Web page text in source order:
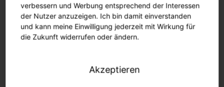
verbessern und Werbung entsprechend der Interessen
der Nutzer anzuzeigen. Ich bin damit einverstanden
und kann meine Einwilligung jederzeit mit Wirkung für
die Zukunft widerrufen oder ändern.
Akzeptieren